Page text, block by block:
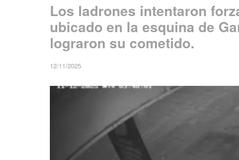
Los ladrones intentaron
ubicado en la esquina de
lograron su cometido.
12/11/2025